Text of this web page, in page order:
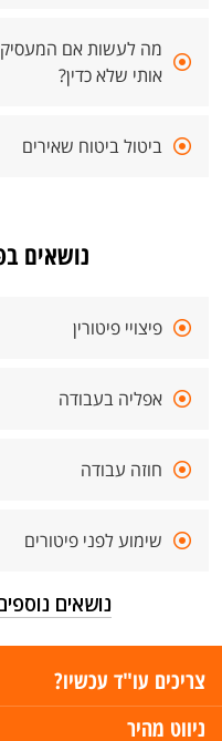
מה לעשות אם המעסיק
אותי שלא כדין?
ביטול ביטוח שאירים
נושאים
פיצויי פיטורין
אפליה בעבודה
חוזה עבודה
שימוע לפני פיטורים
נושאים
צריכים עו"ד עכשיו?
ניווט מהיר